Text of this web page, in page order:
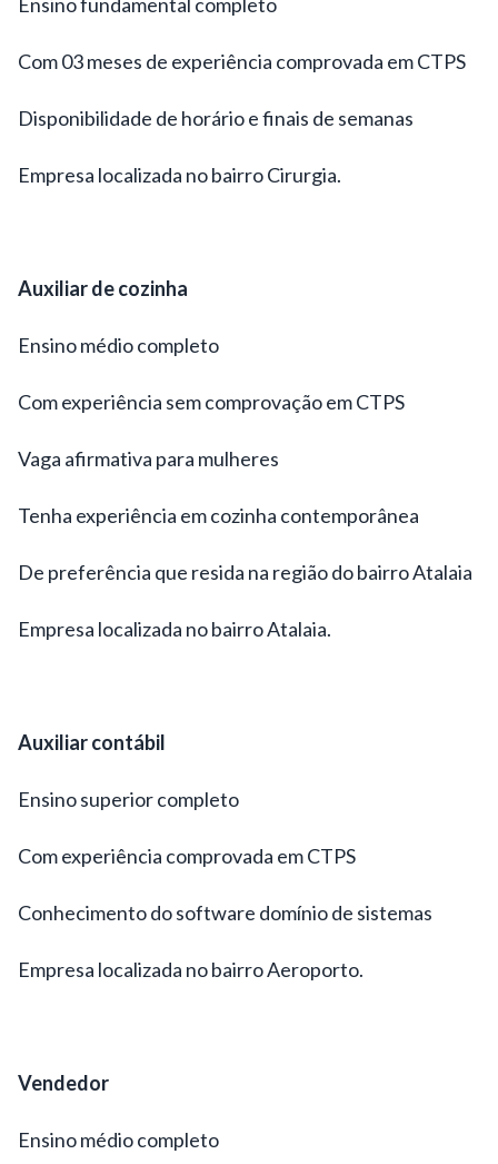
Com 03 meses de experiência comprovada em CTPS
Disponibilidade de horário e finais de semanas
Empresa localizada no bairro Cirurgia.
Auxiliar de cozinha
Ensino médio completo
Com experiência sem comprovação em CTPS
Vaga afirmativa para mulheres
Tenha experiência em cozinha contemporânea
De preferência que resida na região do bairro Atalaia
Empresa localizada no bairro Atalaia.
Auxiliar contábil
Ensino superior completo
Com experiência comprovada em CTPS
Conhecimento do software domínio de sistemas
Empresa localizada no bairro Aeroporto.
Vendedor
Ensino médio completo